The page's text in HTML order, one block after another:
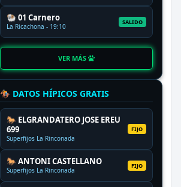
🐏 01 Carnero
La Ricachona - 19:10
SALIDO
VER MÁS
🏇 DATOS HÍPICOS GRATIS
🐎 ELGRANDATERO JOSE EREU
699
Superfijos La Rinconada
FIJO
🐎 ANTONI CASTELLANO
Superfijos La Rinconada
FIJO